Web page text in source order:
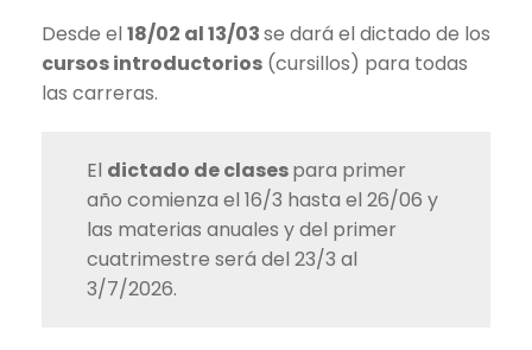
Desde el 18/02 al 13/03se dará el dictado de los
cursos introductorios (cursillos) para todas
las carreras.
El dictado de clasespara primer
año comienza el 16/3 hasta el 26/06 y
las materias anuales y del primer
cuatrimestre será del 23/3 al
3/7/2026.